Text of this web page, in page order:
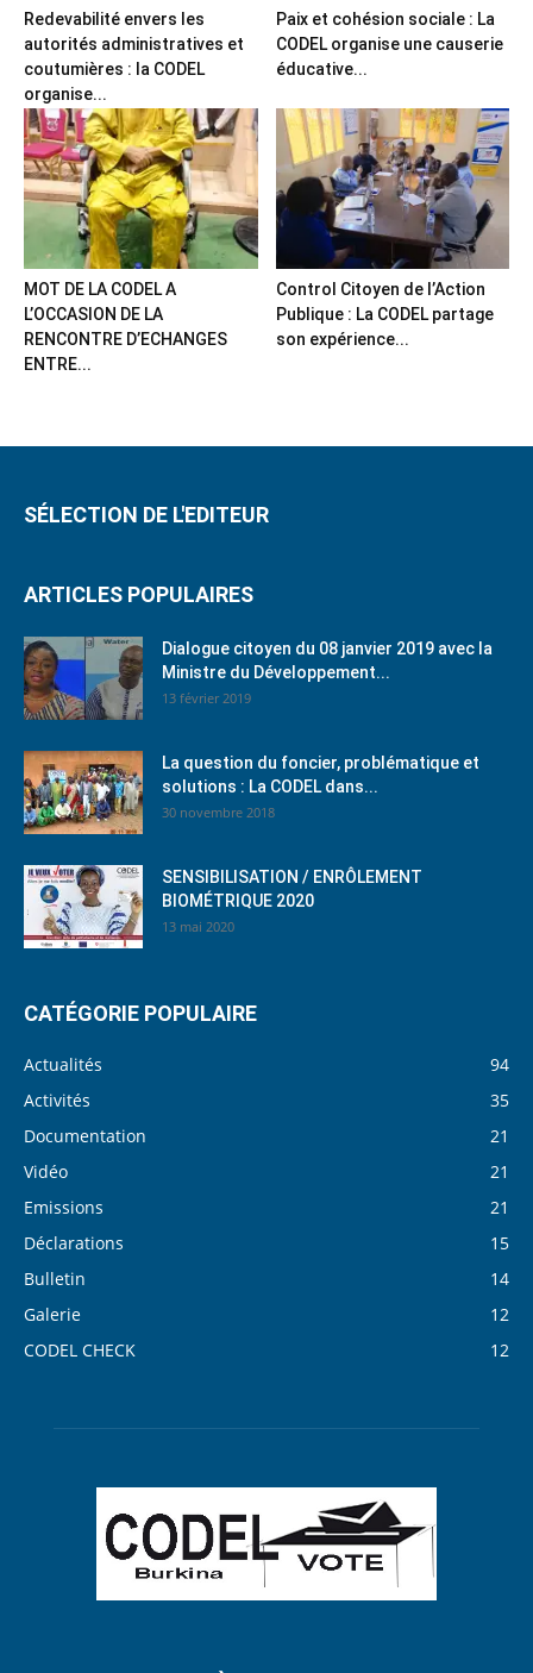
Redevabilité envers les
autorités administratives et
coutumières : la CODEL
organise...
Paix et cohésion sociale : La
CODEL organise une causerie
éducative...
MOT DE LA CODEL A
L’OCCASION DE LA
RENCONTRE D’ECHANGES
ENTRE...
Control Citoyen de l’Action
Publique : La CODEL partage
son expérience...
SÉLECTION DE L'EDITEUR
ARTICLES POPULAIRES
Dialogue citoyen du 08 janvier 2019 avec la
Ministre du Développement...
13 février 2019
La question du foncier, problématique et
solutions : La CODEL dans...
30 novembre 2018
SENSIBILISATION / ENRÔLEMENT
BIOMÉTRIQUE 2020
13 mai 2020
CATÉGORIE POPULAIRE
Actualités
94
Activités
35
Documentation
21
Vidéo
21
Emissions
21
Déclarations
15
Bulletin
14
Galerie
12
CODEL CHECK
12